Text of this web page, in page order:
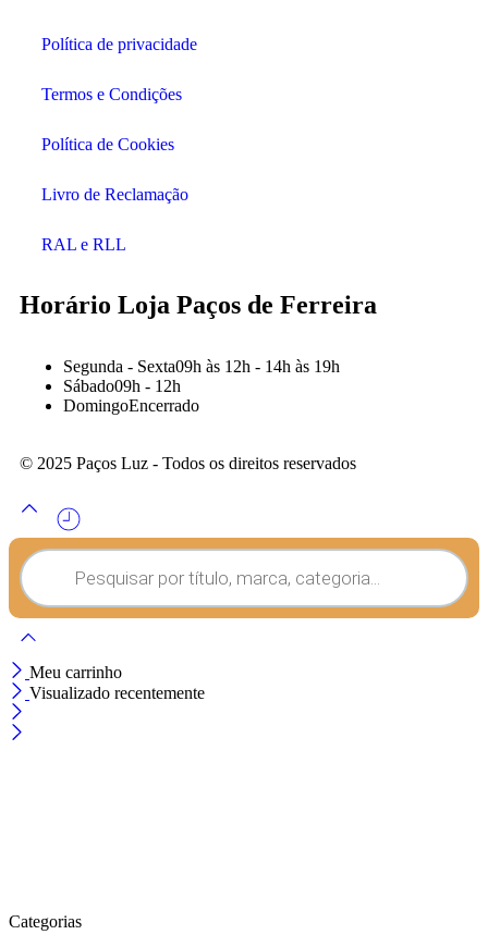
Política de privacidade
Termos e Condições
Política de Cookies
Livro de Reclamação
RAL e RLL
Horário Loja Paços de Ferreira
Segunda - Sexta09h às 12h - 14h às 19h
Sábado09h - 12h
DomingoEncerrado
© 2025 Paços Luz - Todos os direitos reservados
Meu carrinho
Visualizado recentemente
Categorias